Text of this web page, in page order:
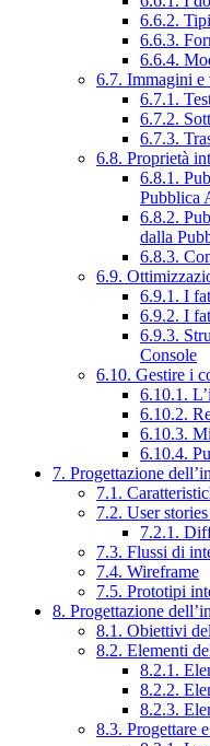
6.6.2.
6.6.3.
6.6.4.
6.7. Immagini e
6.7.1.
6.7.2.
6.7.3.
6.8. Proprietà
6.8.1.
Pubblica
6.8.2.
dalla
6.8.3.
6.9.
6.9.1. I
6.9.2. I
6.9.3.
Console
6.10. Gestire i
6.10.1.
6.10.2.
6.10.3.
6.10.4.
7. Progettazione
7.1.
7.2. User
7.2.1.
7.3. Flussi di
7.4. Wireframe
7.5. Prototipi
8. Progettazione
8.1. Obiettivi
8.2. Elementi
8.2.1.
8.2.2.
8.2.3.
8.3. Progettare